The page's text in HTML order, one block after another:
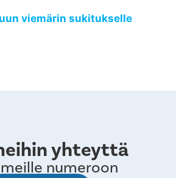
viemärin sukitukselle
yhteyttä
numeroon